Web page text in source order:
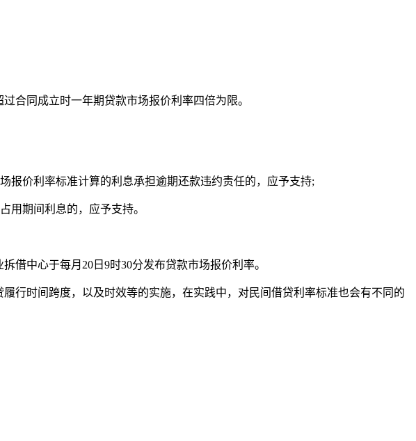
合同成立时一年期贷款市场报价利率四倍为限。
报价利率标准计算的利息承担逾期还款违约责任的，应予支持;
用期间利息的，应予支持。
借中心于每月20日9时30分发布贷款市场报价利率。
行时间跨度，以及时效等的实施，在实践中，对民间借贷利率标准也会有不同的